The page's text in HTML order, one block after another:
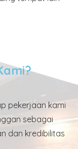
pekerjaan kami
sebagai
dan kredibilitas